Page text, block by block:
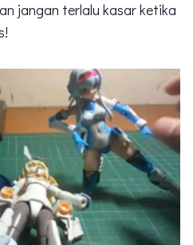
jangan terlalu kasar ketika